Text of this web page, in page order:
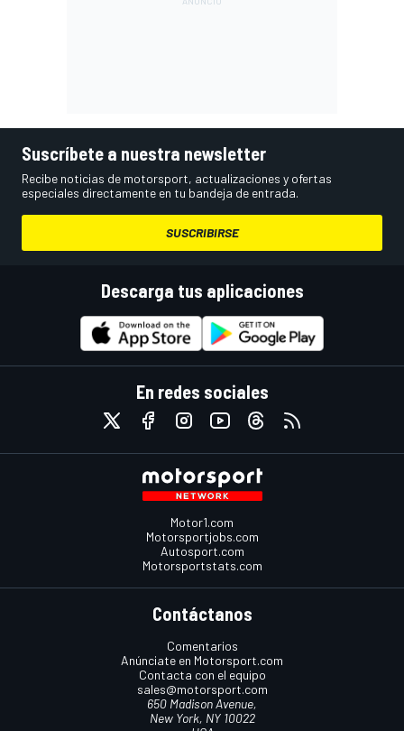
Suscríbete a nuestra newsletter
Recibe noticias de motorsport, actualizaciones y ofertas
especiales directamente en tu bandeja de entrada.
SUSCRIBIRSE
Descarga tus aplicaciones
En redes sociales
Motor1.com
Motorsportjobs.com
Autosport.com
Motorsportstats.com
Contáctanos
Comentarios
Anúnciate en Motorsport.com
Contacta con el equipo
sales@motorsport.com
650 Madison Avenue,
New York, NY 10022